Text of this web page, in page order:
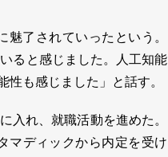
了されていったという。
ると感じました。人工知能
性も感じました」と話す。
入れ、就職活動を進めた。
マディックから内定を受け